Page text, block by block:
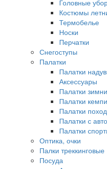
Головные
Костюмы
Термобелье
Носки
Перчатки
Снегоступы
Палатки
Палатки
Аксессуары
Палатки
Палатки
Палатки
Палатки с
Палатки
Оптика, очки
Палки треккинговые
Посуда